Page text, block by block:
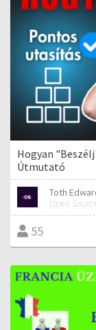
Hogyan
Útmutató
Toth
Open
55